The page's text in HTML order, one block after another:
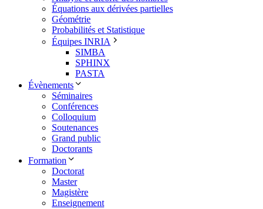
Équations aux dérivées partielles
Géométrie
Probabilités et Statistique
Équipes INRIA
SIMBA
SPHINX
PASTA
Évènements
Séminaires
Conférences
Colloquium
Soutenances
Grand public
Doctorants
Formation
Doctorat
Master
Magistère
Enseignement